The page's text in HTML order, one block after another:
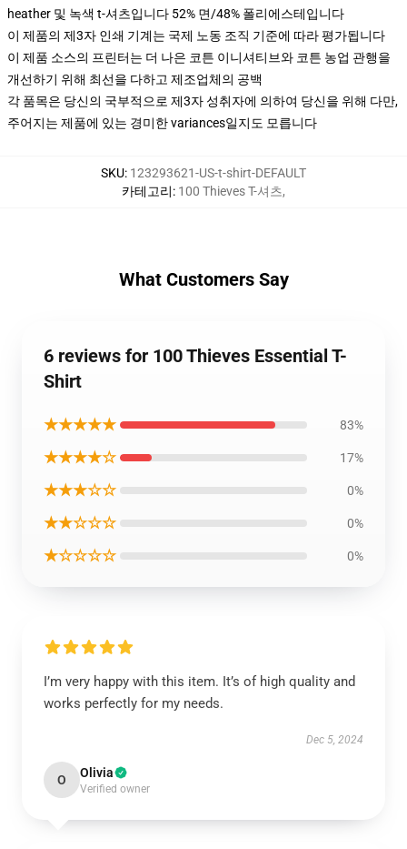
heather 및 녹색 t-셔츠입니다 52% 면/48% 폴리에스테입니다
이 제품의 제3자 인쇄 기계는 국제 노동 조직 기준에 따라 평가됩니다
이 제품 소스의 프린터는 더 나은 코튼 이니셔티브와 코튼 농업 관행을
개선하기 위해 최선을 다하고 제조업체의 공백
각 품목은 당신의 국부적으로 제3자 성취자에 의하여 당신을 위해 다만,
주어지는 제품에 있는 경미한 variances일지도 모릅니다
SKU: 123293621-US-t-shirt-DEFAULT
카테고리: 100 Thieves T-셔츠,
What Customers Say
6 reviews for 100 Thieves Essential T-
Shirt
★★★★★ 83%
★★★★☆ 17%
★★★☆☆ 0%
★★☆☆☆ 0%
★☆☆☆☆ 0%
I’m very happy with this item. It’s of high quality and
works perfectly for my needs.
Dec 5, 2024
O Olivia
Verified owner